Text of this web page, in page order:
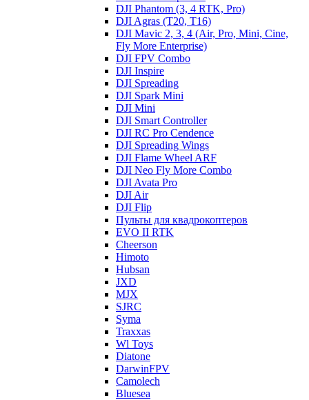
DJI Phantom (3, 4 RTK, Pro)
DJI Agras (T20, T16)
DJI Mavic 2, 3, 4 (Air, Pro, Mini, Cine,
Fly More Enterprise)
DJI FPV Combo
DJI Inspire
DJI Spreading
DJI Spark Mini
DJI Mini
DJI Smart Controller
DJI RC Pro Cendence
DJI Spreading Wings
DJI Flame Wheel ARF
DJI Neo Fly More Combo
DJI Avata Pro
DJI Air
DJI Flip
Пульты для квадрокоптеров
EVO II RTK
Cheerson
Himoto
Hubsan
JXD
MJX
SJRC
Syma
Traxxas
Wl Toys
Diatone
DarwinFPV
Camolech
Bluesea